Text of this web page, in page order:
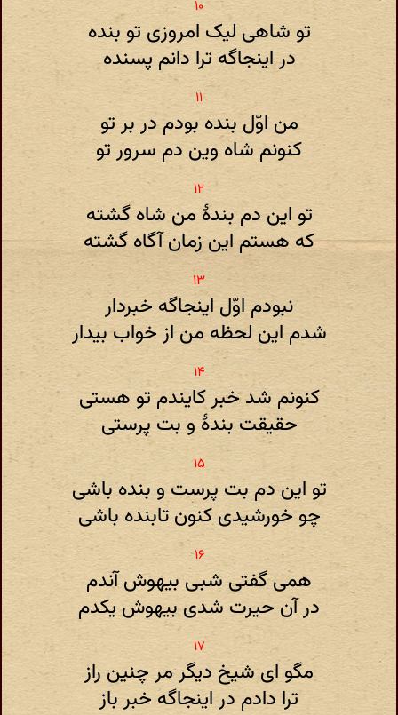
تو شاهی لیک امروزی تو بنده
در اینجاگه ترا دانم پسنده
من اوّل بنده بودم در بر تو
کنونم شاه وین دم سرور تو
تو این دم بندهٔ من شاه گشته
که هستم این زمان آگاه گشته
نبودم اوّل اینجاگه خبردار
شدم این لحظه من از خواب بیدار
کنونم شد خبر کایندم تو هستی
حقیقت بندهٔ و بت پرستی
تو این دم بت پرست و بنده باشی
چو خورشیدی کنون تابنده باشی
همی گفتی شبی بیهوش آندم
در آن حیرت شدی بیهوش یکدم
مگو ای شیخ دیگر مر چنین راز
ترا دادم در اینجاگه خبر باز